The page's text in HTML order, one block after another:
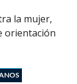
la mujer,
orientación